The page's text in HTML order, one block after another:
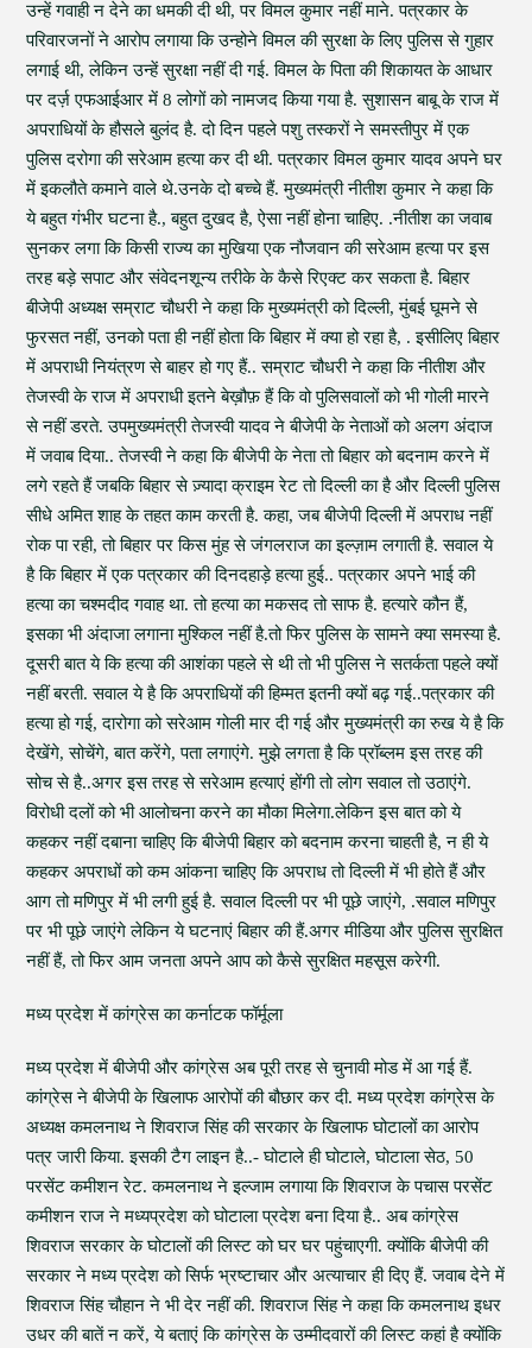
उन्हें गवाही न देने का धमकी दी थी, पर विमल कुमार नहीं माने. पत्रकार के
परिवारजनों ने आरोप लगाया कि उन्होने विमल की सुरक्षा के लिए पुलिस से गुहार
लगाई थी, लेकिन उन्हें सुरक्षा नहीं दी गई. विमल के पिता की शिकायत के आधार
पर दर्ज़ एफआईआर में 8 लोगों को नामजद किया गया है. सुशासन बाबू के राज में
अपराधियों के हौसले बुलंद है. दो दिन पहले पशु तस्करों ने समस्तीपुर में एक
पुलिस दरोगा की सरेआम हत्या कर दी थी. पत्रकार विमल कुमार यादव अपने घर
में इकलौते कमाने वाले थे.उनके दो बच्चे हैं. मुख्यमंत्री नीतीश कुमार ने कहा कि
ये बहुत गंभीर घटना है., बहुत दुखद है, ऐसा नहीं होना चाहिए. .नीतीश का जवाब
सुनकर लगा कि किसी राज्य का मुखिया एक नौजवान की सरेआम हत्या पर इस
तरह बड़े सपाट और संवेदनशून्य तरीके के कैसे रिएक्ट कर सकता है. बिहार
बीजेपी अध्यक्ष सम्राट चौधरी ने कहा कि मुख्यमंत्री को दिल्ली, मुंबई घूमने से
फुरसत नहीं, उनको पता ही नहीं होता कि बिहार में क्या हो रहा है, . इसीलिए बिहार
में अपराधी नियंत्रण से बाहर हो गए हैं.. सम्राट चौधरी ने कहा कि नीतीश और
तेजस्वी के राज में अपराधी इतने बेख़ौफ़ हैं कि वो पुलिसवालों को भी गोली मारने
से नहीं डरते. उपमुख्यमंत्री तेजस्वी यादव ने बीजेपी के नेताओं को अलग अंदाज
में जवाब दिया.. तेजस्वी ने कहा कि बीजेपी के नेता तो बिहार को बदनाम करने में
लगे रहते हैं जबकि बिहार से ज़्यादा क्राइम रेट तो दिल्ली का है और दिल्ली पुलिस
सीधे अमित शाह के तहत काम करती है. कहा, जब बीजेपी दिल्ली में अपराध नहीं
रोक पा रही, तो बिहार पर किस मुंह से जंगलराज का इल्ज़ाम लगाती है. सवाल ये
है कि बिहार में एक पत्रकार की दिनदहाड़े हत्या हुई.. पत्रकार अपने भाई की
हत्या का चश्मदीद गवाह था. तो हत्या का मकसद तो साफ है. हत्यारे कौन हैं,
इसका भी अंदाजा लगाना मुश्किल नहीं है.तो फिर पुलिस के सामने क्या समस्या है.
दूसरी बात ये कि हत्या की आशंका पहले से थी तो भी पुलिस ने सतर्कता पहले क्यों
नहीं बरती. सवाल ये है कि अपराधियों की हिम्मत इतनी क्यों बढ़ गई..पत्रकार की
हत्या हो गई, दारोगा को सरेआम गोली मार दी गई और मुख्यमंत्री का रुख ये है कि
देखेंगे, सोचेंगे, बात करेंगे, पता लगाएंगे. मुझे लगता है कि प्रॉब्लम इस तरह की
सोच से है..अगर इस तरह से सरेआम हत्याएं होंगी तो लोग सवाल तो उठाएंगे.
विरोधी दलों को भी आलोचना करने का मौका मिलेगा.लेकिन इस बात को ये
कहकर नहीं दबाना चाहिए कि बीजेपी बिहार को बदनाम करना चाहती है, न ही ये
कहकर अपराधों को कम आंकना चाहिए कि अपराध तो दिल्ली में भी होते हैं और
आग तो मणिपुर में भी लगी हुई है. सवाल दिल्ली पर भी पूछे जाएंगे, .सवाल मणिपुर
पर भी पूछे जाएंगे लेकिन ये घटनाएं बिहार की हैं.अगर मीडिया और पुलिस सुरक्षित
नहीं हैं, तो फिर आम जनता अपने आप को कैसे सुरक्षित महसूस करेगी.
मध्य प्रदेश में कांग्रेस का कर्नाटक फॉर्मूला
मध्य प्रदेश में बीजेपी और कांग्रेस अब पूरी तरह से चुनावी मोड में आ गई हैं.
कांग्रेस ने बीजेपी के खिलाफ आरोपों की बौछार कर दी. मध्य प्रदेश कांग्रेस के
अध्यक्ष कमलनाथ ने शिवराज सिंह की सरकार के खिलाफ घोटालों का आरोप
पत्र जारी किया. इसकी टैग लाइन है..- घोटाले ही घोटाले, घोटाला सेठ, 50
परसेंट कमीशन रेट. कमलनाथ ने इल्जाम लगाया कि शिवराज के पचास परसेंट
कमीशन राज ने मध्यप्रदेश को घोटाला प्रदेश बना दिया है.. अब कांग्रेस
शिवराज सरकार के घोटालों की लिस्ट को घर घर पहुंचाएगी. क्योंकि बीजेपी की
सरकार ने मध्य प्रदेश को सिर्फ भ्रष्टाचार और अत्याचार ही दिए हैं. जवाब देने में
शिवराज सिंह चौहान ने भी देर नहीं की. शिवराज सिंह ने कहा कि कमलनाथ इधर
उधर की बातें न करें, ये बताएं कि कांग्रेस के उम्मीदवारों की लिस्ट कहां है क्योंकि